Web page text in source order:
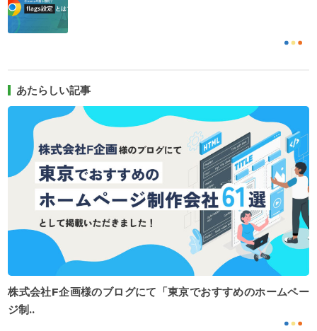
あたらしい記事
株式会社F企画様のブログにて「東京でおすすめのホームペー
ジ制..